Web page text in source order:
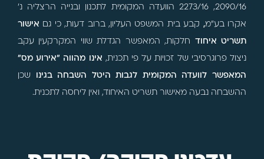
2090/16, 2273/16 הוועדה המקומית לתכנון ובנייה הרצליה נ'
אקרו בע"מ, קבע בית המשפט העליון, ברוב דעות, כי גם אישור
תשריט איחוד חלקות, המאפשר הגדלת שווי המקרקעין עקב
ניצול פרוגרסיבי של זכויות על פי תכנית, אינו מהווה "אירוע מס"
המאפשר לוועדה המקומית לגבות היטל השבחה בגינו שכן
ההשבחה נבעה מאישור תשריט האיחוד, ואין ליחסה לתכנית.